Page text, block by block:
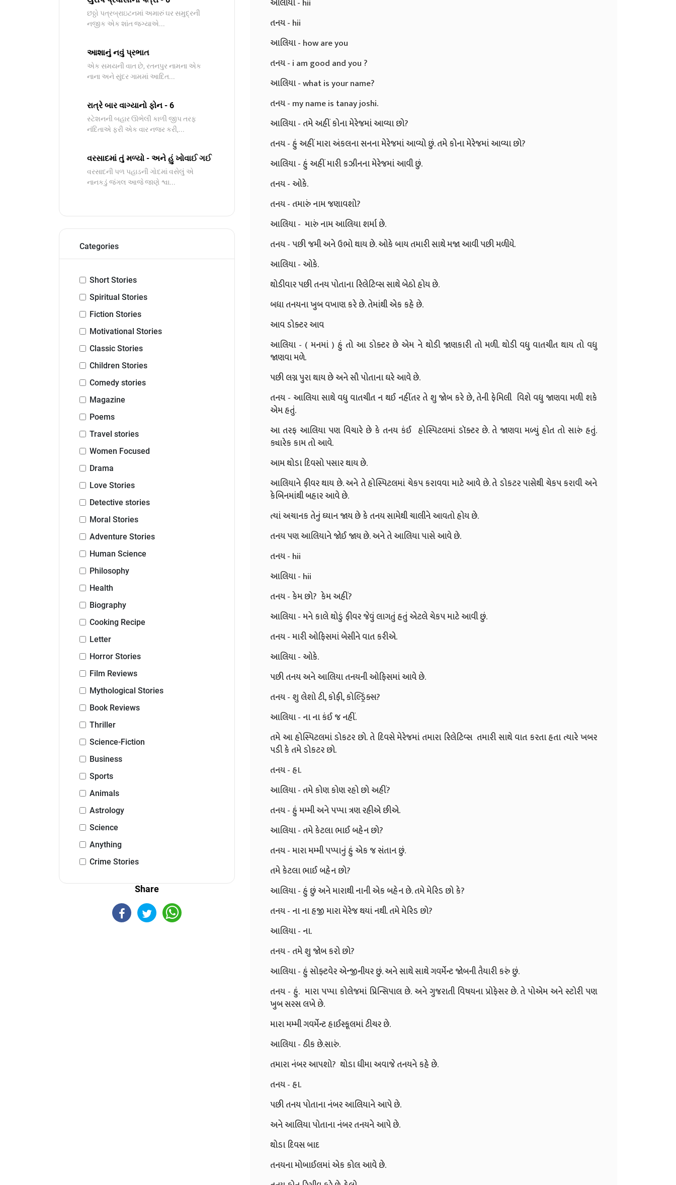
છઠ્ઠો પત્રબ્રાઇટનમાં અમારું ઘર સમુદ્રની
નજીક એક શાંત જગ્યાએ...
આશાનું નવું પ્રભાત
​એક સમયની વાત છે, રતનપુર નામના એક
નાના અને સુંદર ગામમાં આદિત...
રાત્રે બાર વાગ્યાનો ફોન - 6
સ્ટેશનની બહાર ઊભેલી કાળી જીપ તરફ
નંદિતાએ ફરી એક વાર નજર કરી,...
વરસાદમાં તું મળ્યો - અને હું ખોવાઈ ગઈ
વરસાદની પળ પહાડની ગોદમાં વસેલું એ
નાનકડું જંગલ આજે જાણે શ્વા...
Categories
Short Stories
Spiritual Stories
Fiction Stories
Motivational Stories
Classic Stories
Children Stories
Comedy stories
Magazine
Poems
Travel stories
Women Focused
Drama
Love Stories
Detective stories
Moral Stories
Adventure Stories
Human Science
Philosophy
Health
Biography
Cooking Recipe
Letter
Horror Stories
Film Reviews
Mythological Stories
Book Reviews
Thriller
Science-Fiction
Business
Sports
Animals
Astrology
Science
Anything
Crime Stories
Share
આલીયા - hii
તનય - hii
આલિયા - how are you
તનય - i am good and you ?
આલિયા - what is your name?
તનય - my name is tanay joshi.
આલિયા - તમે અહીં કોના મેરેજમાં આવ્યા છો?
તનય - હું અહીં મારા અંકલના સનના મેરેજમાં આવ્યો છું. તમે કોના મેરેજમાં આવ્યા છો?
આલિયા - હું અહીં મારી કઝીનના મેરેજમાં આવી છું.
તનય - ઓકે.
તનય - તમારું નામ જણાવશો?
આલિયા - મારું નામ આલિયા શર્મા છે.
તનય - પછી જમી અને ઉભો થાય છે. ઓકે બાય તમારી સાથે મજા આવી પછી મળીયે.
આલિયા - ઓકે.
થોડીવાર પછી તનય પોતાના રિલેટિવ્સ સાથે બેઠો હોય છે.
બધા તનયના ખુબ વખાણ કરે છે. તેમાંથી એક કહે છે.
આવ ડોક્ટર આવ
આલિયા - ( મનમાં ) હું તો આ ડોક્ટર છે એમ ને થોડી જાણકારી તો મળી. થોડી વધુ વાતચીત થાય તો વધુ
જાણવા મળે.
પછી લગ્ન પુરા થાય છે અને સૌ પોતાના ઘરે આવે છે.
તનય - આલિયા સાથે વધુ વાતચીત ન થઈ નહીંતર તે શુ જોબ કરે છે, તેની ફેમિલી વિશે વધુ જાણવા મળી શકે
એમ હતું.
આ તરફ આલિયા પણ વિચારે છે કે તનય કંઈ હોસ્પિટલમાં ડૉક્ટર છે. તે જાણવા મળ્યું હોત તો સારું હતું.
ક્યારેક કામ તો આવે.
આમ થોડા દિવસો પસાર થાય છે.
આલિયાને ફીવર થાય છે. અને તે હોસ્પિટલમાં ચેકપ કરાવવા માટે આવે છે. તે ડોકટર પાસેથી ચેકપ કરાવી અને
કેબિનમાંથી બહાર આવે છે.
ત્યાં અચાનક તેનું ઘ્યાન જાય છે કે તનય સામેથી ચાલીને આવતો હોય છે.
તનય પણ આલિયાને જોઈ જાય છે. અને તે આલિયા પાસે આવે છે.
તનય - hii
આલિયા - hii
તનય - કેમ છો? કેમ અહીં?
આલિયા - મને કાલે થોડું ફીવર જેવું લાગતું હતું એટલે ચેકપ માટે આવી છું.
તનય - મારી ઓફિસમાં બેસીને વાત કરીએ.
આલિયા - ઓકે.
પછી તનય અને આલિયા તનયની ઓફિસમાં આવે છે.
તનય - શુ લેશો ટી, કોફી, કોલ્ડ્રિંક્સ?
આલિયા - ના ના કંઈ જ નહીં.
તમે આ હોસ્પિટલમાં ડોકટર છો. તે દિવસે મેરેજમાં તમારા રિલેટિવ્સ તમારી સાથે વાત કરતા હતા ત્યારે ખબર
પડી કે તમે ડોકટર છો.
તનય - હા.
આલિયા - તમે કોણ કોણ રહો છો અહીં?
તનય - હું મમ્મી અને પપ્પા ત્રણ રહીએ છીએ.
આલિયા - તમે કેટલા ભાઈ બહેન છો?
તનય - મારા મમ્મી પપ્પાનું હું એક જ સંતાન છું.
તમે કેટલા ભાઈ બહેન છો?
આલિયા - હું છું અને મારાથી નાની એક બહેન છે. તમે મેરિડ છો કે?
તનય - ના ના હજી મારા મેરેજ થયાં નથી. તમે મેરિડ છો?
આલિયા - ના.
તનય - તમે શુ જોબ કરો છો?
આલિયા - હું સોફ્ટવેર એન્જીનીયર છું. અને સાથે સાથે ગવર્મેન્ટ જોબની તૈયારી કરું છું.
તનય - હું. મારા પપ્પા કોલેજમાં પ્રિન્સિપાલ છે. અને ગુજરાતી વિષયના પ્રોફેસર છે. તે પોએમ અને સ્ટોરી પણ
ખુબ સરસ લખે છે.
મારા મમ્મી ગવર્મેન્ટ હાઈસ્કૂલમાં ટીચર છે.
આલિયા - ઠીક છે.સારું.
તમારા નંબર આપશો? થોડા ધીમા અવાજે તનયને કહે છે.
તનય - હા.
પછી તનય પોતાના નંબર આલિયાને આપે છે.
અને આલિયા પોતાના નંબર તનયને આપે છે.
થોડા દિવસ બાદ
તનયના મોબાઈલમાં એક કોલ આવે છે.